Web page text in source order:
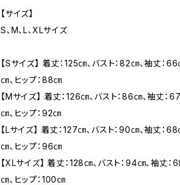
【サイズ】
S、M、L、XLサイズ
【Sサイズ】 着丈：125㎝、バスト：82㎝、袖丈：
㎝、ヒップ：88㎝
【Mサイズ】 着丈：126㎝、バスト：86㎝、袖丈：
㎝、ヒップ：92㎝
【Lサイズ】 着丈：127㎝、バスト：90㎝、袖丈：
㎝、ヒップ：96㎝
【XLサイズ】 着丈：128㎝、バスト：94㎝、袖丈：
㎝、ヒップ：100㎝